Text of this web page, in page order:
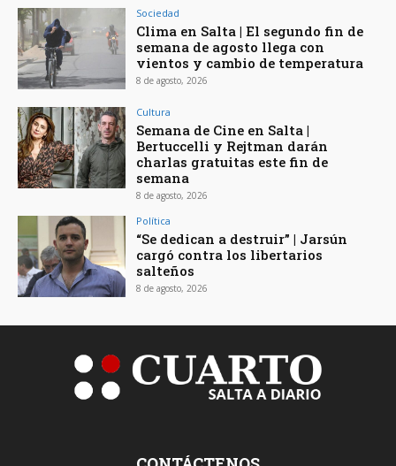
Sociedad
Clima en Salta | El segundo fin de
semana de agosto llega con
vientos y cambio de temperatura
8 de agosto, 2026
Cultura
Semana de Cine en Salta |
Bertuccelli y Rejtman darán
charlas gratuitas este fin de
semana
8 de agosto, 2026
Política
“Se dedican a destruir” | Jarsún
cargó contra los libertarios
salteños
8 de agosto, 2026